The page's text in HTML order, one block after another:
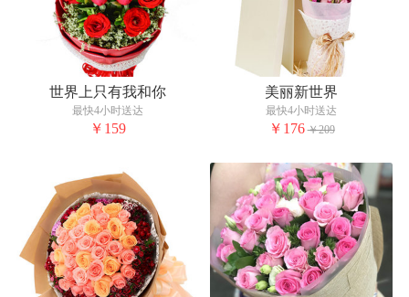
世界上只有我和你
最快4小时送达
￥159
美丽新世界
最快4小时送达
￥176 ￥209